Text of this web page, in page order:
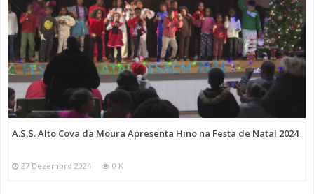
A.S.S. Alto Cova da Moura Apresenta Hino na Festa de Natal 2024
27 Dezembro 2024 0 K